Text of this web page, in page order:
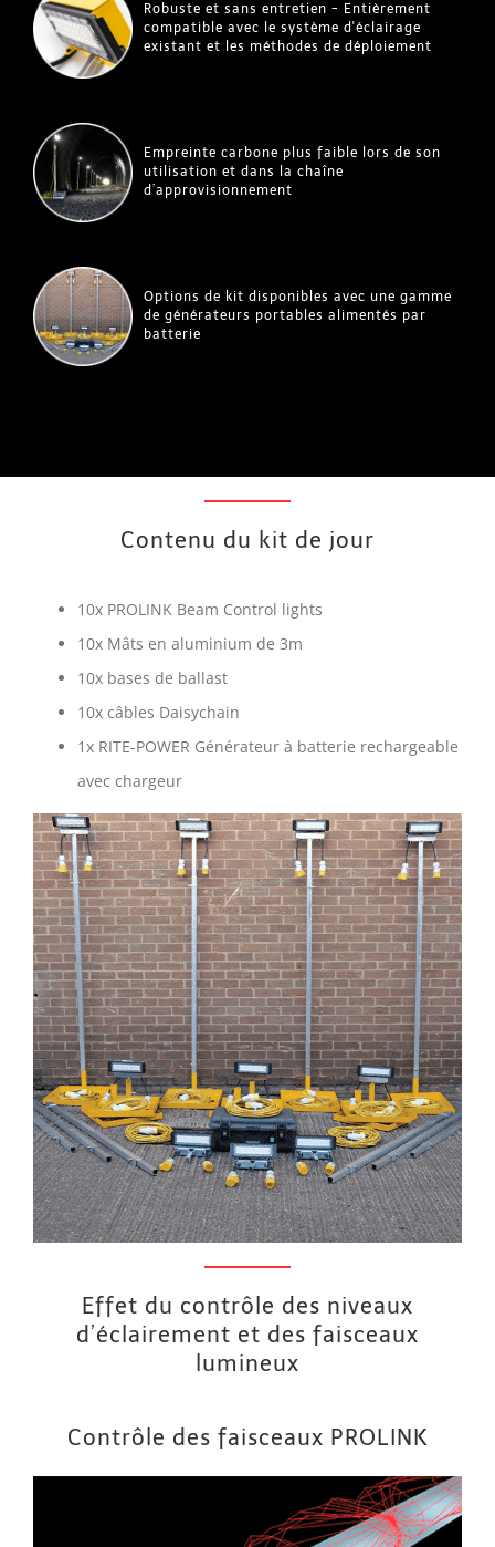
Robuste et sans entretien - Entièrement
compatible avec le système d'éclairage
existant et les méthodes de déploiement
Empreinte carbone plus faible lors de son
utilisation et dans la chaîne
d’approvisionnement
Options de kit disponibles avec une gamme
de générateurs portables alimentés par
batterie
Contenu du kit de jour
10x PROLINK Beam Control lights
10x Mâts en aluminium de 3m
10x bases de ballast
10x câbles Daisychain
1x RITE-POWER Générateur à batterie rechargeable
avec chargeur
Effet du contrôle des niveaux
d’éclairement et des faisceaux
lumineux
Contrôle des faisceaux PROLINK